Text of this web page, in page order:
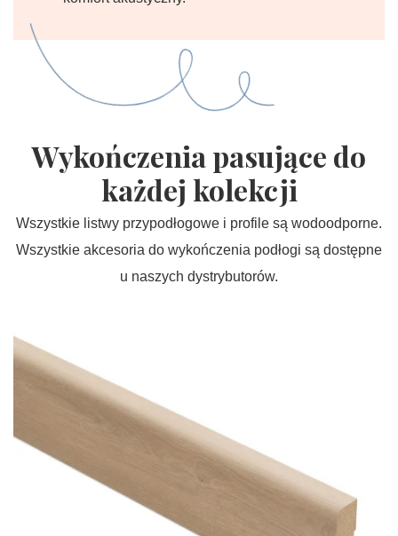
Wykończenia pasujące do
każdej kolekcji
Wszystkie listwy przypodłogowe i profile są wodoodporne.
Wszystkie akcesoria do wykończenia podłogi są dostępne
u naszych dystrybutorów.